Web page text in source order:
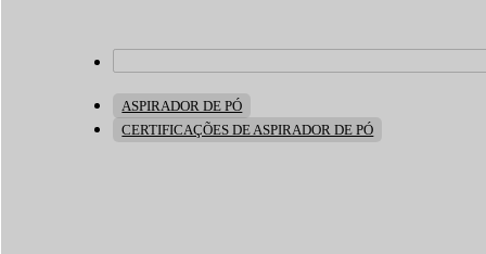
ASPIRADOR DE PÓ
CERTIFICAÇÕES DE ASPIRADOR DE PÓ